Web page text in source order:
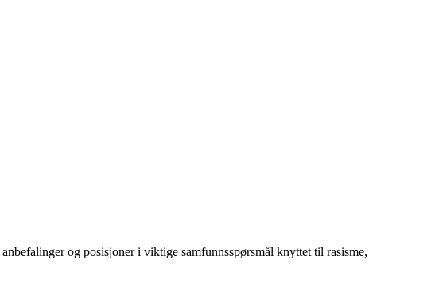
og posisjoner i viktige samfunnsspørsmål knyttet til rasisme,